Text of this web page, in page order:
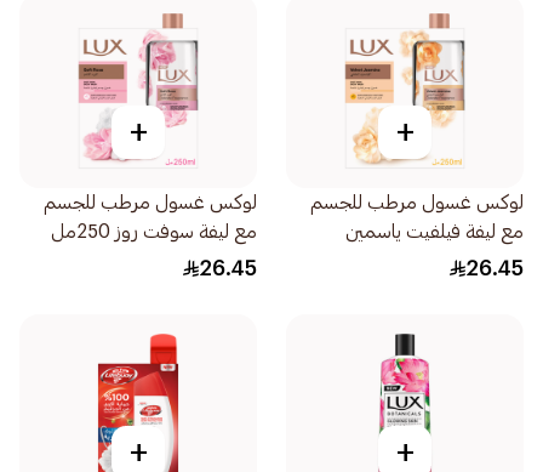
+
لوكس غسول مرطب للجسم
مع ليفة فيلفيت ياسمين
250مل
26.45
+
لوكس غسول مرطب للجسم
مع ليفة سوفت روز 250مل
26.45
+
+